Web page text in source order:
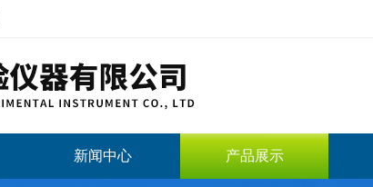
新闻中心 产品展示